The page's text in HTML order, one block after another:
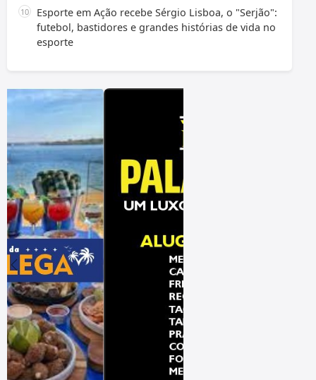
Esporte em Ação recebe Sérgio Lisboa, o "Serjão":
futebol, bastidores e grandes histórias de vida no
esporte